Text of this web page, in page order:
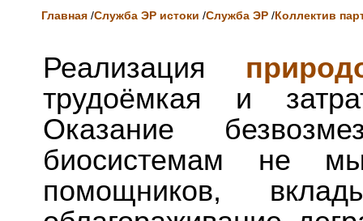
Главная /Служба ЭР истоки /Служба ЭР /Коллектив
Реализация
трудоёмкая и
Оказание
биосистемам не
помощников,